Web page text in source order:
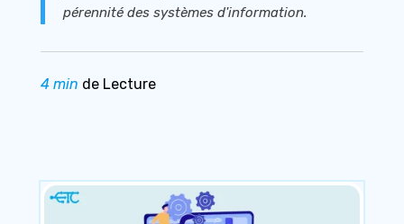
pérennité des systèmes d'information.
4 min de Lecture